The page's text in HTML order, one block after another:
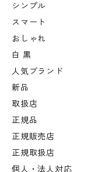
シンプル
スマート
おしゃれ
白 黒
人気ブランド
新品
取扱店
正規品
正規販売店
正規取扱店
個人・法人対応